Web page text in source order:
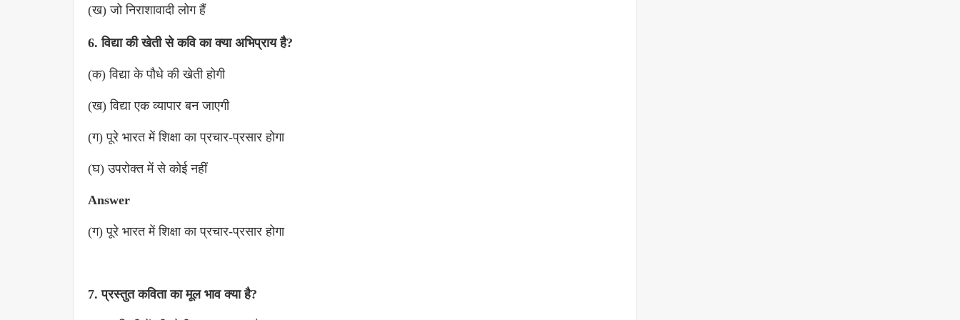
(ख) जो निराशावादी लोग हैं
6. विद्या की खेती से कवि का क्या अभिप्राय है?
(क) विद्या के पौधे की खेती होगी
(ख) विद्या एक व्यापार बन जाएगी
(ग) पूरे भारत में शिक्षा का प्रचार-प्रसार होगा
(घ) उपरोक्त में से कोई नहीं
Answer
(ग) पूरे भारत में शिक्षा का प्रचार-प्रसार होगा
7. प्रस्तुत कविता का मूल भाव क्या है?